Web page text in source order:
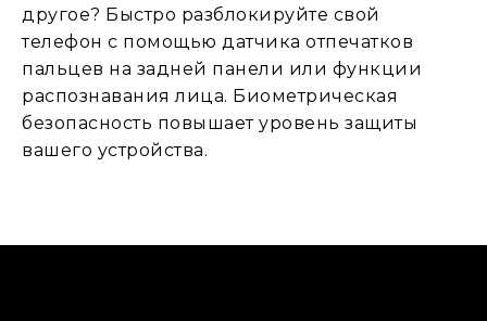
другое? Быстро разблокируйте свой
телефон с помощью датчика отпечатков
пальцев на задней панели или функции
распознавания лица. Биометрическая
безопасность повышает уровень защиты
вашего устройства.